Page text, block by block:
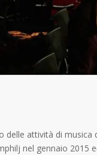
delle attività di
nel gennaio 2015